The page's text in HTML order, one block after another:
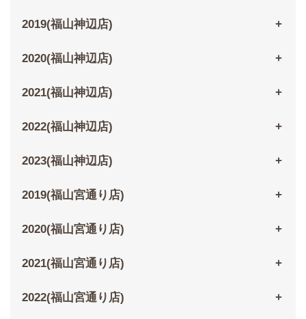
2019(福山神辺店)
2020(福山神辺店)
2021(福山神辺店)
2022(福山神辺店)
2023(福山神辺店)
2019(福山宮通り店)
2020(福山宮通り店)
2021(福山宮通り店)
2022(福山宮通り店)